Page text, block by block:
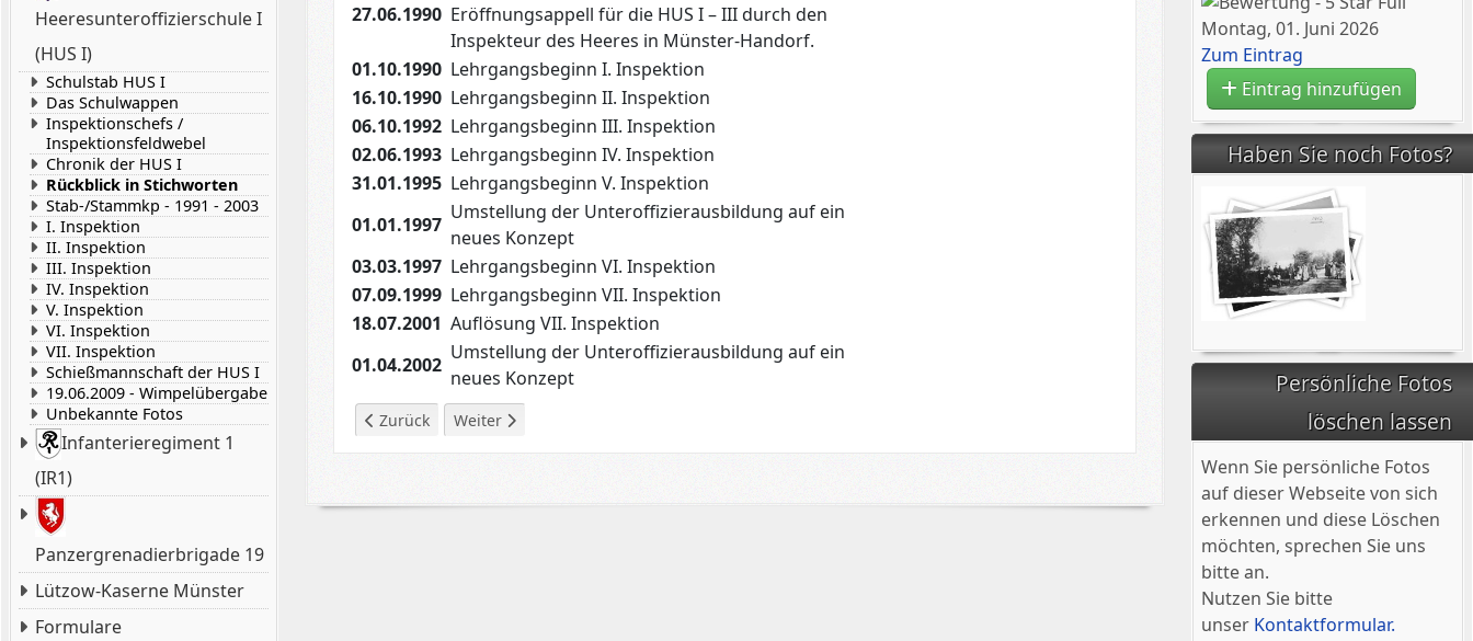
Heeresunteroffizierschule I
(HUS I)
Schulstab HUS I
Das Schulwappen
Inspektionschefs /
Inspektionsfeldwebel
Chronik der HUS I
Rückblick in Stichworten
Stab-/Stammkp - 1991 - 2003
I. Inspektion
II. Inspektion
III. Inspektion
IV. Inspektion
V. Inspektion
VI. Inspektion
VII. Inspektion
Schießmannschaft der HUS I
19.06.2009 - Wimpelübergabe
Unbekannte Fotos
Infanterieregiment 1
(IR1)
Panzergrenadierbrigade 19
Lützow-Kaserne Münster
Formulare
Montag, 01. Juni 2026
Zum Eintrag
Eintrag hinzufügen
Haben Sie noch Fotos?
Persönliche Fotos
löschen lassen
Wenn Sie persönliche Fotos
auf dieser Webseite von sich
erkennen und diese Löschen
möchten, sprechen Sie uns
bitte an.
Nutzen Sie bitte
unser Kontaktformular.
27.06.1990 Eröffnungsappell für die HUS I – III durch den
Inspekteur des Heeres in Münster-Handorf.
01.10.1990 Lehrgangsbeginn I. Inspektion
16.10.1990 Lehrgangsbeginn II. Inspektion
06.10.1992 Lehrgangsbeginn III. Inspektion
02.06.1993 Lehrgangsbeginn IV. Inspektion
31.01.1995 Lehrgangsbeginn V. Inspektion
01.01.1997
Umstellung der Unteroffizierausbildung auf ein
neues Konzept
03.03.1997 Lehrgangsbeginn VI. Inspektion
07.09.1999 Lehrgangsbeginn VII. Inspektion
18.07.2001 Auflösung VII. Inspektion
01.04.2002
Umstellung der Unteroffizierausbildung auf ein
neues Konzept
Vorheriger Beitrag: I. Inspektion
Zurück Nächster Beitrag: HUS I - Informationsschrift Lehrgruppe B - Elchschaufel
Weiter